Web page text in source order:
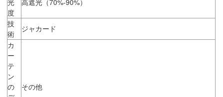
度
技
術
ジャカード
カ
ー
テ
ン
の
その他